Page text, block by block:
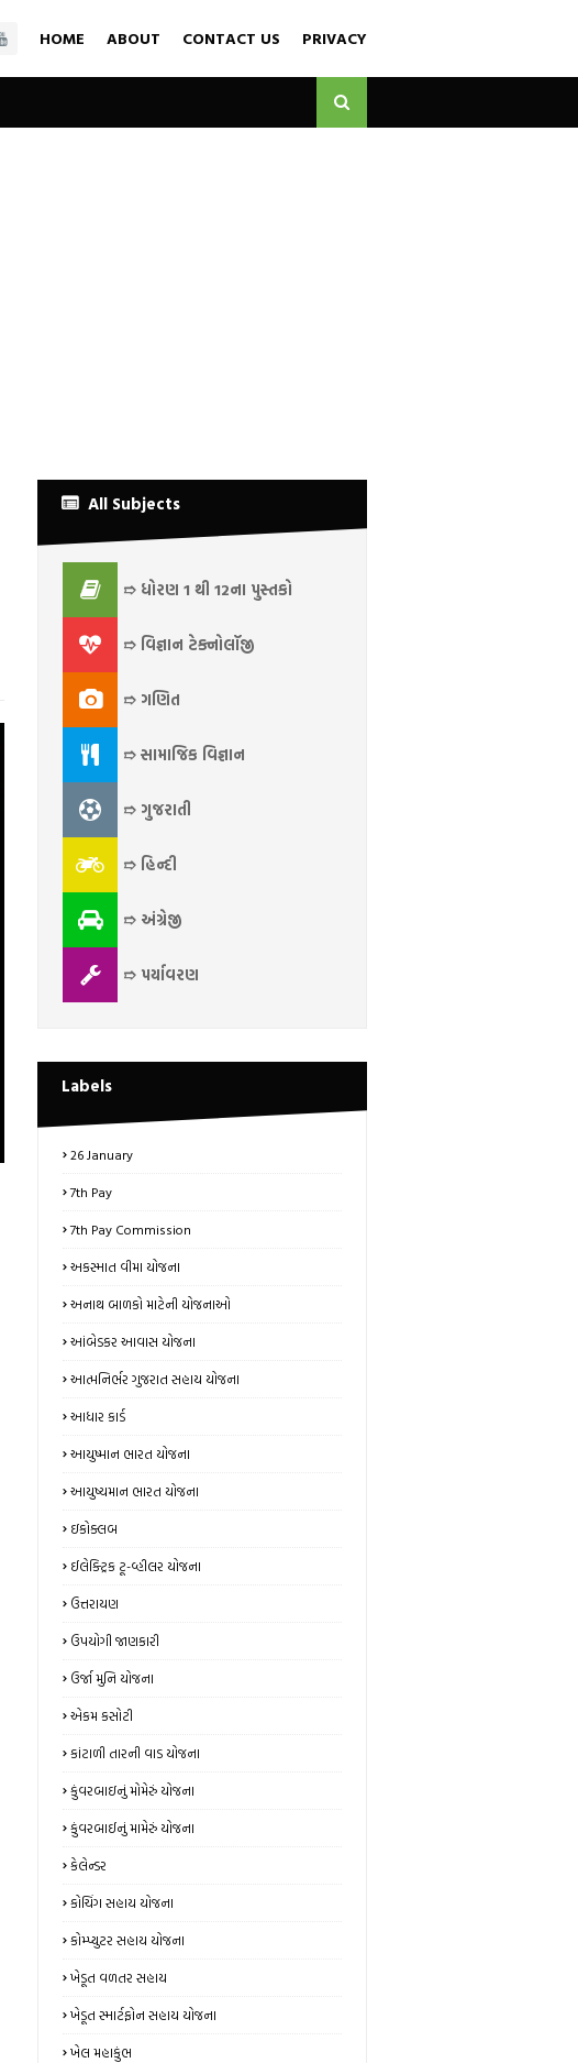
HOME ABOUT CONTACT US PRIVACY
All Subjects
➱ ધોરણ 1 થી 12ના પુસ્તકો
➱ વિજ્ઞાન ટેક્નોલૉજી
➱ ગણિત
➱ સામાજિક વિજ્ઞાન
➱ ગુજરાતી
➱ હિન્દી
➱ અંગ્રેજી
➱ પર્યાવરણ
Labels
26 January
7th Pay
7th Pay Commission
અકસ્માત વીમા યોજના
અનાથ બાળકો માટેની યોજનાઓ
આંબેડકર આવાસ યોજના
આત્મનિર્ભર ગુજરાત સહાય યોજના
આધાર કાર્ડ
આયુષ્માન ભારત યોજના
આયુષ્યમાન ભારત યોજના
ઇકોક્લબ
ઈલેક્ટ્રિક ટૂ-વ્હીલર યોજના
ઉત્તરાયણ
ઉપયોગી જાણકારી
ઉર્જા મુનિ યોજના
એકમ કસોટી
કાંટાળી તારની વાડ યોજના
કુંવરબાઇનું મોમેરું યોજના
કુંવરબાઈનું મામેરું યોજના
કેલેન્ડર
કોચિંગ સહાય યોજના
કોમ્પ્યુટર સહાય યોજના
ખેડૂત વળતર સહાય
ખેડૂત સ્માર્ટફોન સહાય યોજના
ખેલ મહાકુંભ